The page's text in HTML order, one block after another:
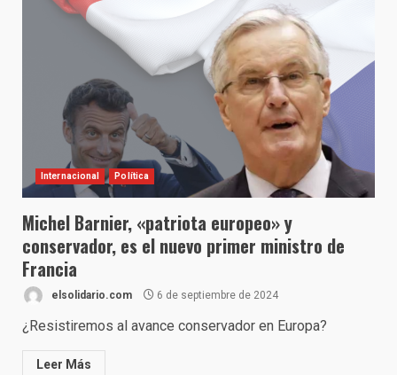
Internacional Política
Michel Barnier, «patriota europeo» y
conservador, es el nuevo primer ministro de
Francia
elsolidario.com 6 de septiembre de 2024
¿Resistiremos al avance conservador en Europa?
Leer Más